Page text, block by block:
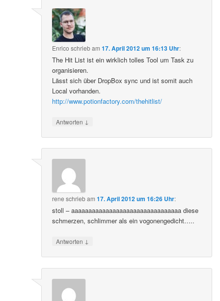
Enrico schriebam17. April 2012 um 16:13 Uhr:
The Hit List ist ein wirklich tolles Tool um Task zu
organisieren.
Lässt sich über DropBox sync und ist somit auch
Local vorhanden.
http://www.potionfactory.com/thehitlist/
Antworten ↓
rene schriebam17. April 2012 um 16:26 Uhr:
stoll – aaaaaaaaaaaaaaaaaaaaaaaaaaaaaaaa diese
schmerzen, schlimmer als ein vogonengedicht…..
Antworten ↓